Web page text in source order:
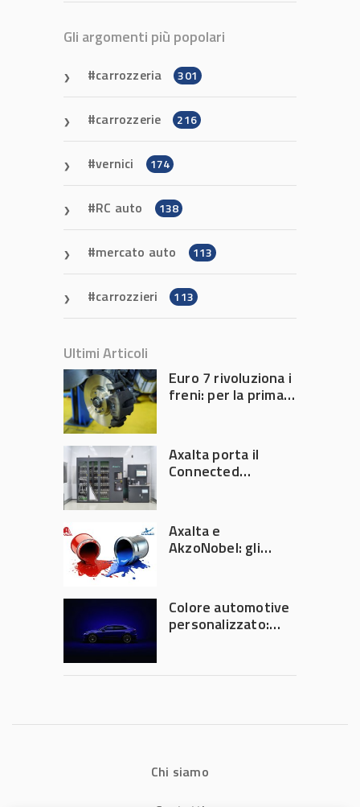
Gli argomenti più popolari
carrozzeria 301
carrozzerie 216
vernici 174
RC auto 138
mercato auto 113
carrozzieri 113
Ultimi Articoli
Euro 7 rivoluziona i
freni: per la prima
generate dalla
frenata
Axalta porta il
Connected
Automechanika
Frankfurt 2026
Axalta e
AkzoNobel: gli
Colore automotive
personalizzato:
diventa ingegneria
Chi siamo